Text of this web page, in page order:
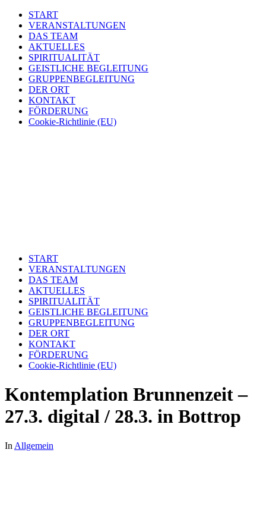
START
VERANSTALTUNGEN
DAS TEAM
AKTUELLES
SPIRITUALITÄT
GEISTLICHE BEGLEITUNG
GRUPPENBEGLEITUNG
DER ORT
KONTAKT
FÖRDERUNG
Cookie-Richtlinie (EU)
START
VERANSTALTUNGEN
DAS TEAM
AKTUELLES
SPIRITUALITÄT
GEISTLICHE BEGLEITUNG
GRUPPENBEGLEITUNG
DER ORT
KONTAKT
FÖRDERUNG
Cookie-Richtlinie (EU)
Kontemplation Brunnenzeit –
27.3. digital / 28.3. in Bottrop
In Allgemein